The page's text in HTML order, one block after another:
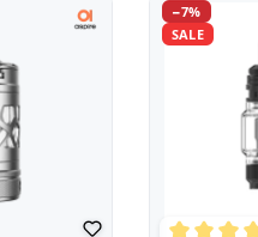
Rabatt
−7%
SALE